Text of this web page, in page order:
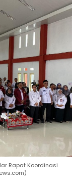
Rapat Koordinasi